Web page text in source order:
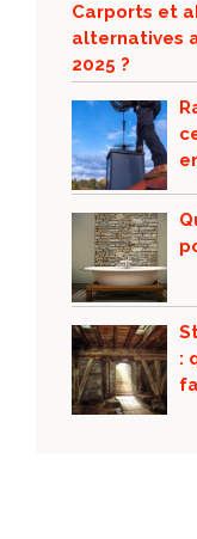
Carports et
alternatives
2025 ?
: